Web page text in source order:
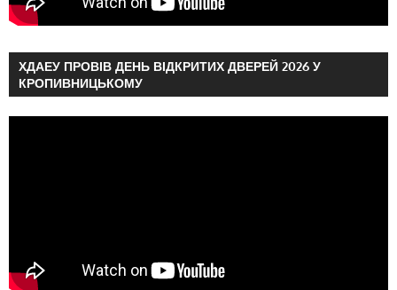
ХДАЕУ ПРОВІВ ДЕНЬ ВІДКРИТИХ ДВЕРЕЙ 2026 У
КРОПИВНИЦЬКОМУ